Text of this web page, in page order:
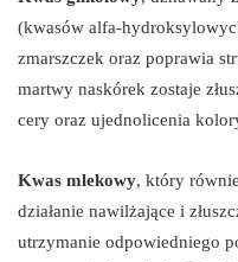
(kwasów alfa-
zmarszczek oraz poprawia
martwy naskórek zostaje
cery oraz ujednolicenia
Kwas mlekowy, który
działanie nawilżające i
utrzymanie odpowiedniego